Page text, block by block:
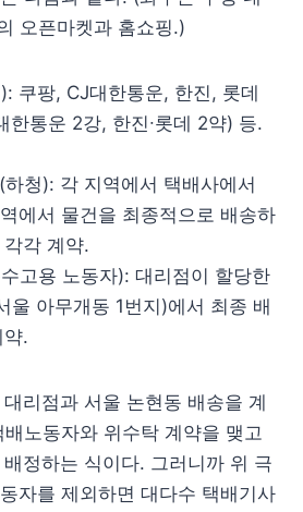
오픈마켓과 홈쇼핑.)
쿠팡, CJ대한통운, 한진, 롯데
한통운 2강, 한진∙롯데 2약) 등.
청): 각 지역에서 택배사에서
에서 물건을 최종적으로 배송하
각각 계약.
고용 노동자): 대리점이 할당한
울 아무개동 1번지)에서 최종 배
.
리점과 서울 논현동 배송을 계
노동자와 위수탁 계약을 맺고
정하는 식이다. 그러니까 위 극
자를 제외하면 대다수 택배기사